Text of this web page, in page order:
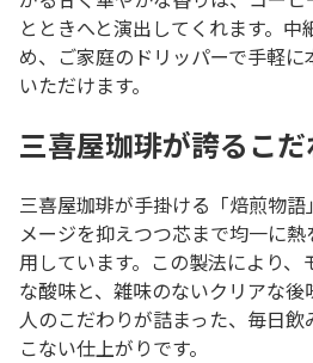
とときへと演出してくれます。
め、ご家庭のドリッパーで手軽
いただけます。
三喜屋珈琲が誇るこ
三喜屋珈琲が手掛ける「焙煎物
メージを抑えつつ芯まで均一に
用しています。この製法により、
な酸味と、雑味のないクリアな
人のこだわりが詰まった、毎日
こない仕上がりです。